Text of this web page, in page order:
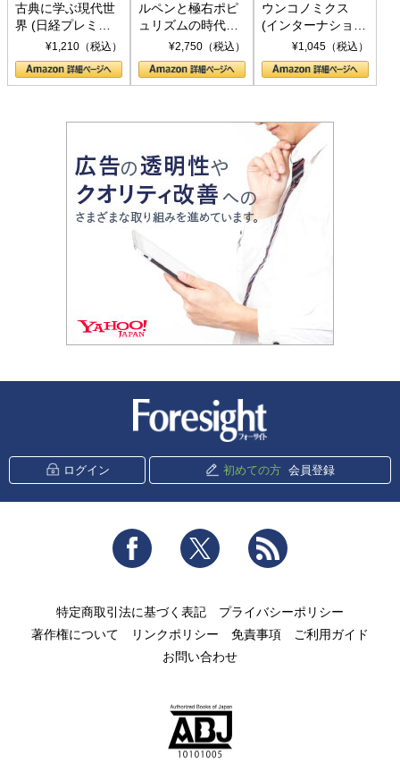
古典に学ぶ現代世
界 (日経プレミア
シリーズ)¥1,210（税込）
ルペンと極右ポピ
ュリズムの時代：
〈ヤヌス〉の二つ
の顔
¥2,750（税込）
ウンコノミクス
(インターナショナ
ル新書)¥1,045（税込）
ログイン 初めての方 会員登録
Facebook Twitter
特定商取引法に基づく表記
プライバシーポリシー
著作権について
リンクポリシー 免責事項
ご利用ガイド
お問い合わせ